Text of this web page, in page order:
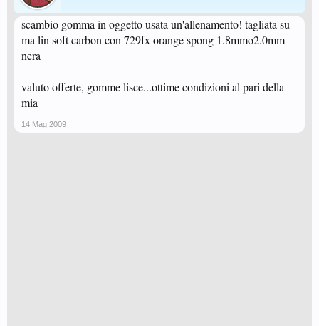
scambio gomma in oggetto usata un'allenamento! tagliata su
ma lin soft carbon con 729fx orange spong 1.8mmo2.0mm
nera
valuto offerte, gomme lisce...ottime condizioni al pari della
mia
14 Mag 2009